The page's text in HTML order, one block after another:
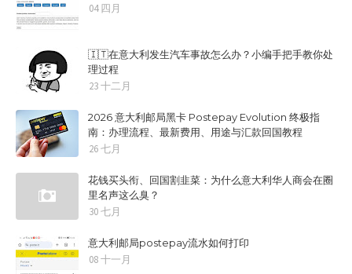
04 四月
🇮🇹在意大利发生汽车事故怎么办？小编手把手教你处
理过程
23 十二月
2026 意大利邮局黑卡 Postepay Evolution 终极指
南：办理流程、最新费用、用途与汇款回国教程
26 七月
花钱买头衔、回国割韭菜：为什么意大利华人商会在圈
里名声这么臭？
30 七月
意大利邮局postepay流水如何打印
08 十一月